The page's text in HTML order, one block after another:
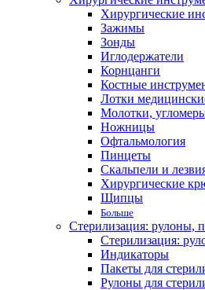
Хирургические
Зажимы
Зонды
Иглодержатели
Корнцанги
Костные
Лотки
Молотки,
Ножницы
Офтальмология
Пинцеты
Скальпели и
Хирургические
Щипцы
Больше
Стерилизация: рулоны,
Стерилизация:
Индикаторы
Пакеты для
Рулоны для